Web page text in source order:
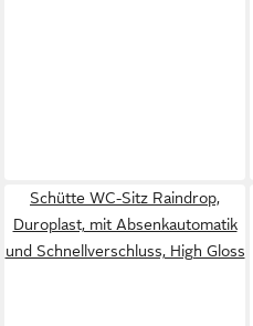
Schütte WC-Sitz Raindrop,
Duroplast, mit Absenkautomatik
und Schnellverschluss, High Gloss